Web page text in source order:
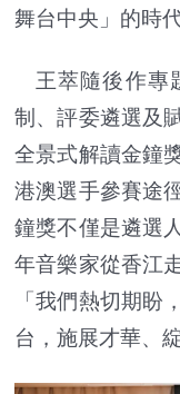
舞台中央」的時
王萃隨後作專
制、評委遴選及
全景式解讀金鐘
港澳選手參賽途
鐘獎不僅是遴選
年音樂家從香江
「我們熱切期盼
台，施展才華、